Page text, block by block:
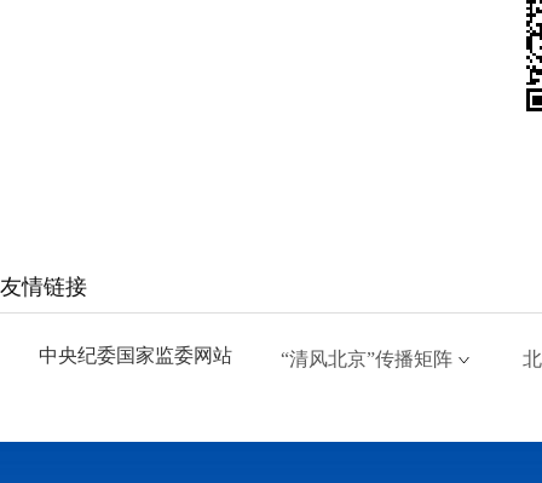
友情链接
中央纪委国家监委网站 “清风北京”传播矩阵